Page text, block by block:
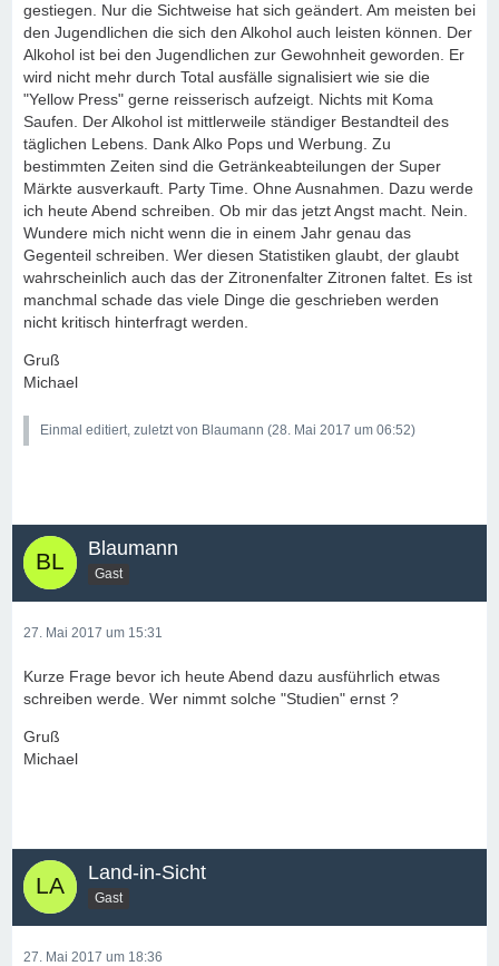
gestiegen. Nur die Sichtweise hat sich geändert. Am meisten bei
den Jugendlichen die sich den Alkohol auch leisten können. Der
Alkohol ist bei den Jugendlichen zur Gewohnheit geworden. Er
wird nicht mehr durch Total ausfälle signalisiert wie sie die
"Yellow Press" gerne reisserisch aufzeigt. Nichts mit Koma
Saufen. Der Alkohol ist mittlerweile ständiger Bestandteil des
täglichen Lebens. Dank Alko Pops und Werbung. Zu
bestimmten Zeiten sind die Getränkeabteilungen der Super
Märkte ausverkauft. Party Time. Ohne Ausnahmen. Dazu werde
ich heute Abend schreiben. Ob mir das jetzt Angst macht. Nein.
Wundere mich nicht wenn die in einem Jahr genau das
Gegenteil schreiben. Wer diesen Statistiken glaubt, der glaubt
wahrscheinlich auch das der Zitronenfalter Zitronen faltet. Es ist
manchmal schade das viele Dinge die geschrieben werden
nicht kritisch hinterfragt werden.
Gruß
Michael
Einmal editiert, zuletzt von Blaumann (28. Mai 2017 um 06:52)
Blaumann
Gast
27. Mai 2017 um 15:31
Kurze Frage bevor ich heute Abend dazu ausführlich etwas
schreiben werde. Wer nimmt solche "Studien" ernst ?
Gruß
Michael
Land-in-Sicht
Gast
27. Mai 2017 um 18:36